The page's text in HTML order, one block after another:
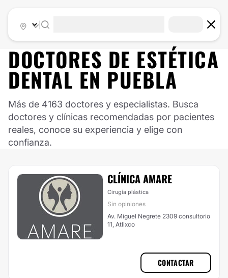
DOCTORES DE ESTÉTICA
DENTAL EN PUEBLA
Más de 4163 doctores y especialistas. Busca
doctores y clínicas recomendadas por pacientes
reales, conoce su experiencia y elige con
confianza.
CLÍNICA AMARE
Cirugía plástica
Sin opiniones
Av. Miguel Negrete 2309 consultorio
11, Atlixco
CONTACTAR